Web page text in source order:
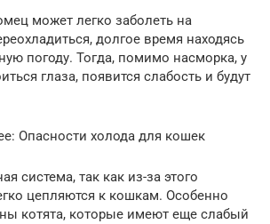
может легко заболеть на
долгое время находясь
погоду. Тогда, помимо насморка, у
глаза, появится слабость и будут
Опасности холода для кошек
система, так как из-за этого
цепляются к кошкам. Особенно
котята, которые имеют еще слабый